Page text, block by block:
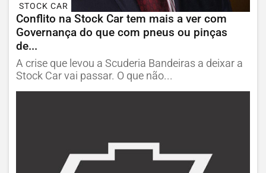
STOCK CAR
Conflito na Stock Car tem mais a ver com
Governança do que com pneus ou pinças
de...
A crise que levou a Scuderia Bandeiras a deixar a
Stock Car vai passar. O que não...